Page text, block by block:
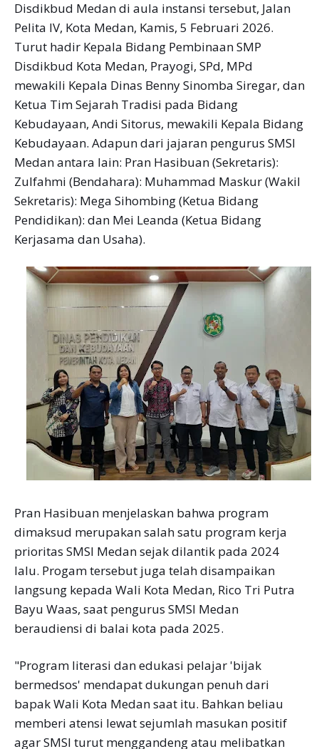
Disdikbud Medan di aula instansi tersebut, Jalan
Pelita IV, Kota Medan, Kamis, 5 Februari 2026.
Turut hadir Kepala Bidang Pembinaan SMP
Disdikbud Kota Medan, Prayogi, SPd, MPd
mewakili Kepala Dinas Benny Sinomba Siregar, dan
Ketua Tim Sejarah Tradisi pada Bidang
Kebudayaan, Andi Sitorus, mewakili Kepala Bidang
Kebudayaan. Adapun dari jajaran pengurus SMSI
Medan antara lain: Pran Hasibuan (Sekretaris):
Zulfahmi (Bendahara): Muhammad Maskur (Wakil
Sekretaris): Mega Sihombing (Ketua Bidang
Pendidikan): dan Mei Leanda (Ketua Bidang
Kerjasama dan Usaha).
Pran Hasibuan menjelaskan bahwa program
dimaksud merupakan salah satu program kerja
prioritas SMSI Medan sejak dilantik pada 2024
lalu. Progam tersebut juga telah disampaikan
langsung kepada Wali Kota Medan, Rico Tri Putra
Bayu Waas, saat pengurus SMSI Medan
beraudiensi di balai kota pada 2025.
"Program literasi dan edukasi pelajar 'bijak
bermedsos' mendapat dukungan penuh dari
bapak Wali Kota Medan saat itu. Bahkan beliau
memberi atensi lewat sejumlah masukan positif
agar SMSI turut menggandeng atau melibatkan